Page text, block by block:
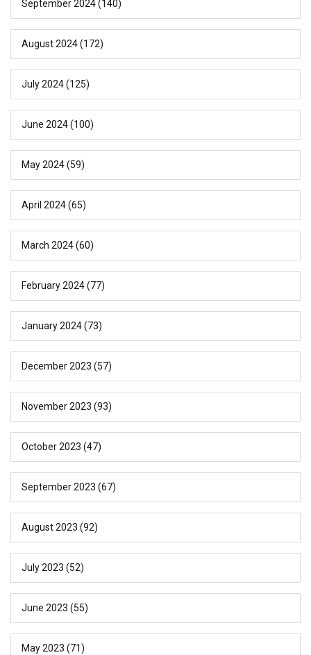
September 2024(140)
August 2024(172)
July 2024(125)
June 2024(100)
May 2024(59)
April 2024(65)
March 2024(60)
February 2024(77)
January 2024(73)
December 2023 (57)
November 2023 (93)
October 2023 (47)
September 2023 (67)
August 2023 (92)
July 2023 (52)
June 2023 (55)
May 2023 (71)